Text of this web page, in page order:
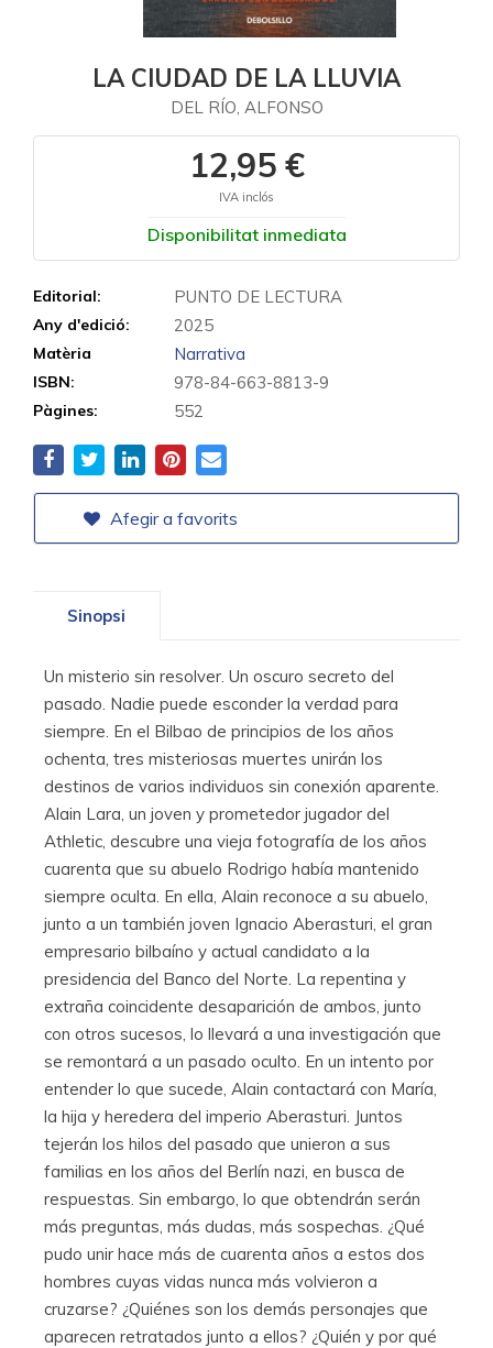
LA CIUDAD DE LA LLUVIA
DEL RÍO, ALFONSO
12,95 €
IVA inclós
Disponibilitat inmediata
Editorial: PUNTO DE LECTURA
Any d'edició: 2025
Matèria Narrativa
ISBN: 978-84-663-8813-9
Pàgines: 552
Afegir a favorits
Sinopsi
Un misterio sin resolver. Un oscuro secreto del
pasado. Nadie puede esconder la verdad para
siempre. En el Bilbao de principios de los años
ochenta, tres misteriosas muertes unirán los
destinos de varios individuos sin conexión aparente.
Alain Lara, un joven y prometedor jugador del
Athletic, descubre una vieja fotografía de los años
cuarenta que su abuelo Rodrigo había mantenido
siempre oculta. En ella, Alain reconoce a su abuelo,
junto a un también joven Ignacio Aberasturi, el gran
empresario bilbaíno y actual candidato a la
presidencia del Banco del Norte. La repentina y
extraña coincidente desaparición de ambos, junto
con otros sucesos, lo llevará a una investigación que
se remontará a un pasado oculto. En un intento por
entender lo que sucede, Alain contactará con María,
la hija y heredera del imperio Aberasturi. Juntos
tejerán los hilos del pasado que unieron a sus
familias en los años del Berlín nazi, en busca de
respuestas. Sin embargo, lo que obtendrán serán
más preguntas, más dudas, más sospechas. ¿Qué
pudo unir hace más de cuarenta años a estos dos
hombres cuyas vidas nunca más volvieron a
cruzarse? ¿Quiénes son los demás personajes que
aparecen retratados junto a ellos? ¿Quién y por qué